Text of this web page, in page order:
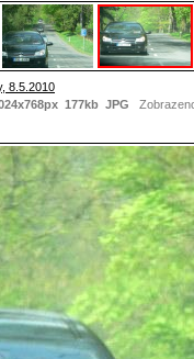
8.5.2010
177kb JPG